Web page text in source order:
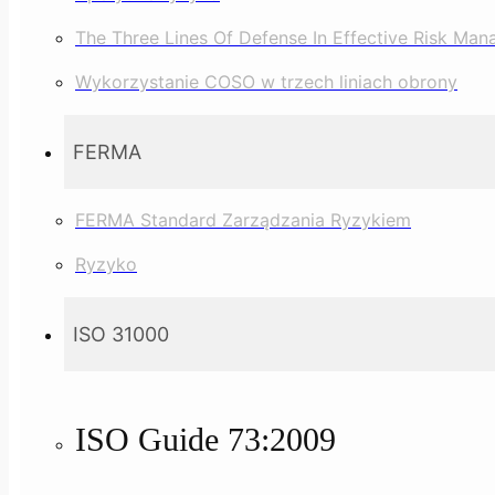
The Three Lines Of Defense In Effective Risk
Wykorzystanie COSO w trzech liniach obrony
FERMA
FERMA Standard Zarządzania Ryzykiem
Ryzyko
ISO 31000
ISO Guide 73:2009